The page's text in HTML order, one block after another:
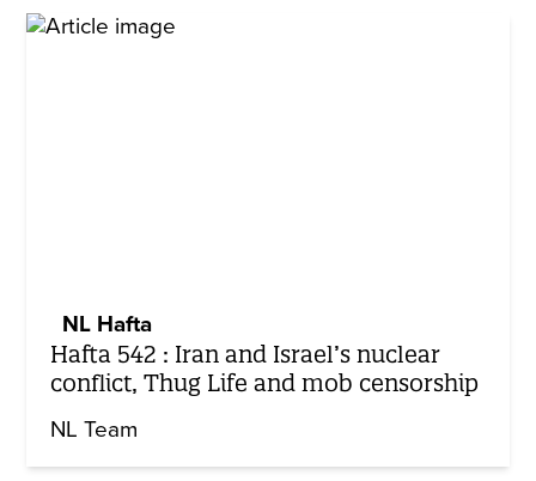
NL Hafta
Hafta 542 : Iran and Israel’s nuclear
conflict, Thug Life and mob censorship
NL Team